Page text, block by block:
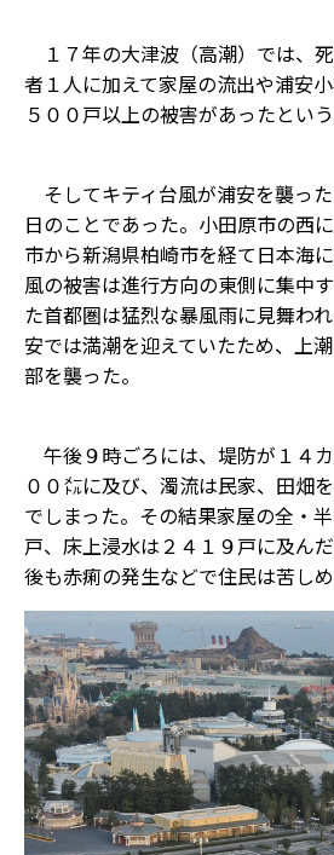
１７年の大津波（高潮）では、
者１人に加えて家屋の流出や浦安
５００戸以上の被害があったという
そしてキティ台風が浦安を襲っ
日のことであった。小田原市の西
市から新潟県柏崎市を経て日本海
風の被害は進行方向の東側に集中
た首都圏は猛烈な暴風雨に見舞わ
安では満潮を迎えていたため、上
部を襲った。
午後９時ごろには、堤防が１４
００㍍に及び、濁流は民家、田畑
でしまった。その結果家屋の全・
戸、床上浸水は２４１９戸に及ん
後も赤痢の発生などで住民は苦しめ